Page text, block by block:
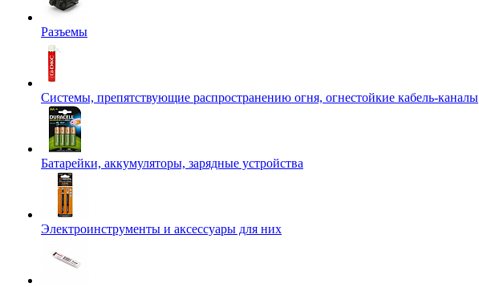
Разъемы
Системы, препятствующие распространению огня, огнестойкие кабель-каналы
Батарейки, аккумуляторы, зарядные устройства
Электроинструменты и аксессуары для них